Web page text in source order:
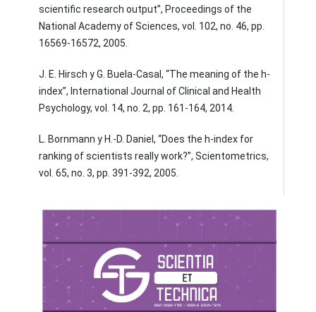
scientific research output”, Proceedings of the
National Academy of Sciences, vol. 102, no. 46, pp.
16569-16572, 2005.
J. E. Hirsch y G. Buela-Casal, “The meaning of the h-
index”, International Journal of Clinical and Health
Psychology, vol. 14, no. 2, pp. 161-164, 2014.
L. Bornmann y H.-D. Daniel, “Does the h-index for
ranking of scientists really work?”, Scientometrics,
vol. 65, no. 3, pp. 391-392, 2005.